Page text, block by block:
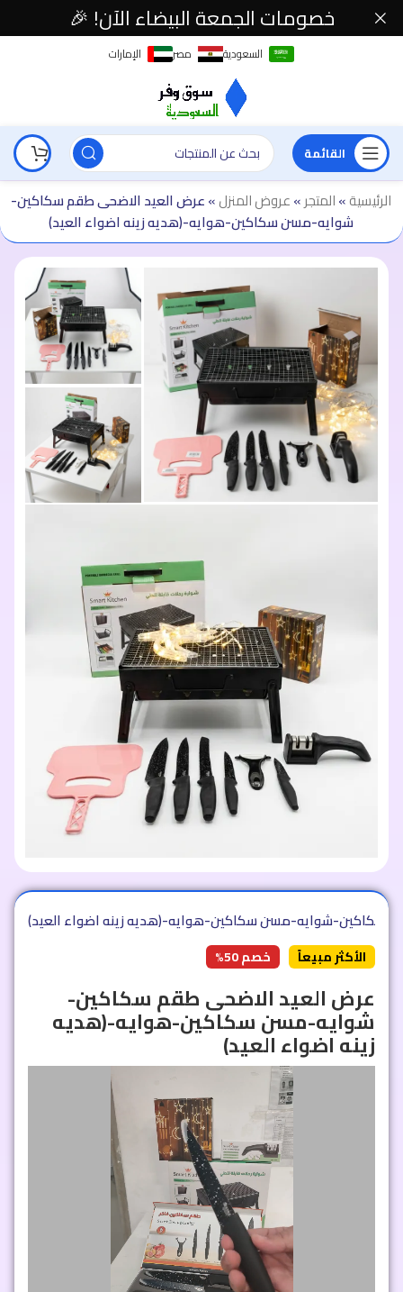
السعودية مصر الإمارات
القائمة
الرئيسية»المتجر»عروض المنزل»عرض العيد الاضحى طقم سكاكين-
شوايه-مسن سكاكين-هوايه-(هديه زينه اضواء العيد)
سكاكين-شوايه-مسن سكاكين-هوايه-(هديه زينه اضواء العيد)
الأكثر مبيعاً خصم 50%
عرض العيد الاضحى طقم سكاكين-
شوايه-مسن سكاكين-هوايه-(هديه
زينه اضواء العيد)
خصومات الجمعة البيضاء الآن! 🎉